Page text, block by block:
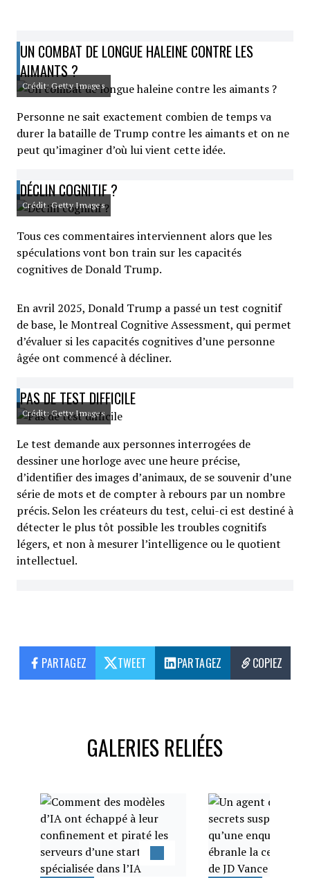
UN COMBAT DE LONGUE HALEINE CONTRE LES
AIMANTS ?
Crédit: Getty Images
Personne ne sait exactement combien de temps va
durer la bataille de Trump contre les aimants et on ne
peut qu’imaginer d’où lui vient cette idée.
DÉCLIN COGNITIF ?
Crédit: Getty Images
Tous ces commentaires interviennent alors que les
spéculations vont bon train sur les capacités
cognitives de Donald Trump.
En avril 2025, Donald Trump a passé un test cognitif
de base, le Montreal Cognitive Assessment, qui permet
d’évaluer si les capacités cognitives d’une personne
âgée ont commencé à décliner.
PAS DE TEST DIFFICILE
Crédit: Getty Images
Le test demande aux personnes interrogées de
dessiner une horloge avec une heure précise,
d’identifier des images d’animaux, de se souvenir d’une
série de mots et de compter à rebours par un nombre
précis. Selon les créateurs du test, celui-ci est destiné à
détecter le plus tôt possible les troubles cognitifs
légers, et non à mesurer l’intelligence ou le quotient
intellectuel.
PARTAGEZ TWEET PARTAGEZ COPIEZ
GALERIES RELIÉES